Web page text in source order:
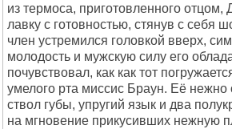
из термоса, приготовленного отцом,
лавку с готовностью, стянув с себя
член устремился головкой вверх,
молодость и мужскую силу его
почувствовал, как как тот
умелого рта миссис Браун. Её
ствол губы, упругий язык и два
на мгновение прикусивших нежную